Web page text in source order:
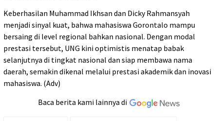
Keberhasilan Muhammad Ikhsan dan Dicky Rahmansyah
menjadi sinyal kuat, bahwa mahasiswa Gorontalo mampu
bersaing di level regional bahkan nasional. Dengan modal
prestasi tersebut, UNG kini optimistis menatap babak
selanjutnya di tingkat nasional dan siap membawa nama
daerah, semakin dikenal melalui prestasi akademik dan inovasi
mahasiswa. (Adv)
Baca berita kami lainnya di